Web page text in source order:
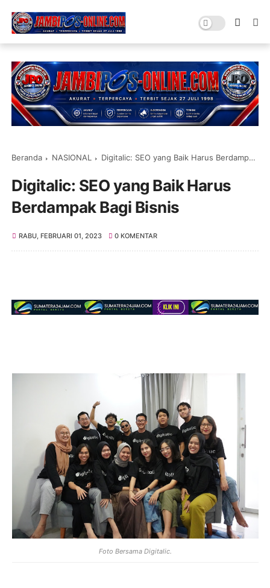
Beranda NASIONAL Digitalic: SEO yang Baik Harus Berdampak Bagi Bisnis
Digitalic: SEO yang Baik Harus
Berdampak Bagi Bisnis
RABU, FEBRUARI 01, 2023 0 KOMENTAR
Foto Bersama Digitalic.